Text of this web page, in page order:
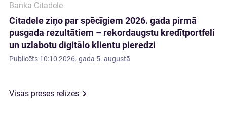
Banka Citadele
Citadele ziņo par spēcīgiem 2026. gada pirmā
pusgada rezultātiem – rekordaugstu kredītportfeli
un uzlabotu digitālo klientu pieredzi
Publicēts 10:10 2026. gada 5. augustā
Visas preses relīzes